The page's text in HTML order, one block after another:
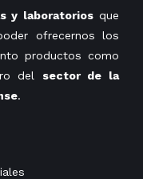
y laboratoriosque
ofrecernos los
productos como
del sector de la
.